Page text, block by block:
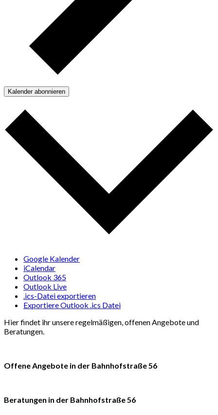
Kalender abonnieren
Google Kalender
iCalendar
Outlook 365
Outlook Live
.ics-Datei exportieren
Exportiere Outlook .ics Datei
Hier findet ihr unsere regelmäßigen, offenen Angebote und
Beratungen.
Offene Angebote in der Bahnhofstraße 56
Beratungen in der Bahnhofstraße 56